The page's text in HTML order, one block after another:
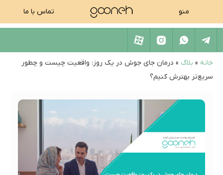
منو تماس با ما
خانه » بلاگ » درمان جای جوش در یک روز: واقعیت چیست و چطور
سریع‌تر بهترش کنیم؟